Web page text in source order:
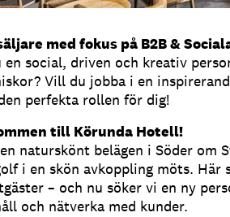
med fokus på B2B &
en social, driven och kreativ
Vill du jobba i en
perfekta rollen för dig!
till Körunda Hotell!
naturskönt belägen i Söder om
i en skön avkoppling möts. Här
– och nu söker vi en ny
och nätverka med kunder.